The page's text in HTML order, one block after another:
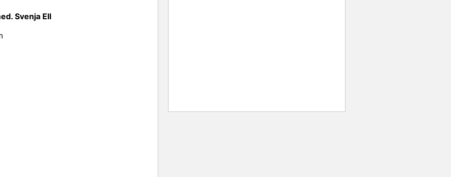
Svenja Ell